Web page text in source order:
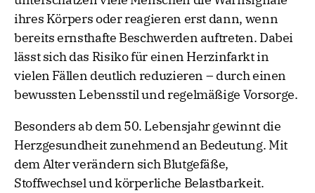
ihres Körpers oder reagieren erst dann, wenn
bereits ernsthafte Beschwerden auftreten. Dabei
lässt sich das Risiko für einen Herzinfarkt in
vielen Fällen deutlich reduzieren – durch einen
bewussten Lebensstil und regelmäßige Vorsorge.
Besonders ab dem 50. Lebensjahr gewinnt die
Herzgesundheit zunehmend an Bedeutung. Mit
dem Alter verändern sich Blutgefäße,
Stoffwechsel und körperliche Belastbarkeit.